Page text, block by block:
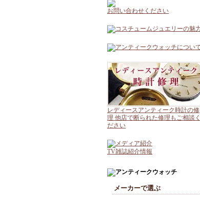
お問い合わせください
レディースアンティーク時計の修
理 他店で断られた修理もご相談く
ださい
TV雑誌紹介情報
メーカーで選ぶ